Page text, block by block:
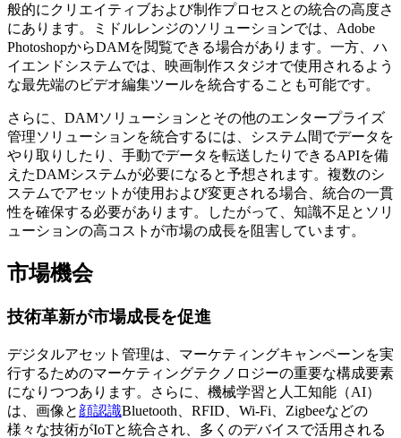
般的にクリエイティブおよび制作プロセスとの統合の高度さ
にあります。ミドルレンジのソリューションでは、Adobe
PhotoshopからDAMを閲覧できる場合があります。一方、ハ
イエンドシステムでは、映画制作スタジオで使用されるよう
な最先端のビデオ編集ツールを統合することも可能です。
さらに、DAMソリューションとその他のエンタープライズ
管理ソリューションを統合するには、システム間でデータを
やり取りしたり、手動でデータを転送したりできるAPIを備
えたDAMシステムが必要になると予想されます。複数のシ
ステムでアセットが使用および変更される場合、統合の一貫
性を確保する必要があります。したがって、知識不足とソリ
ューションの高コストが市場の成長を阻害しています。
市場機会
技術革新が市場成長を促進
デジタルアセット管理は、マーケティングキャンペーンを実
行するためのマーケティングテクノロジーの重要な構成要素
になりつつあります。さらに、機械学習と人工知能（AI）
は、画像と 顔認識Bluetooth、RFID、Wi-Fi、Zigbeeなどの
様々な技術がIoTと統合され、多くのデバイスで活用される